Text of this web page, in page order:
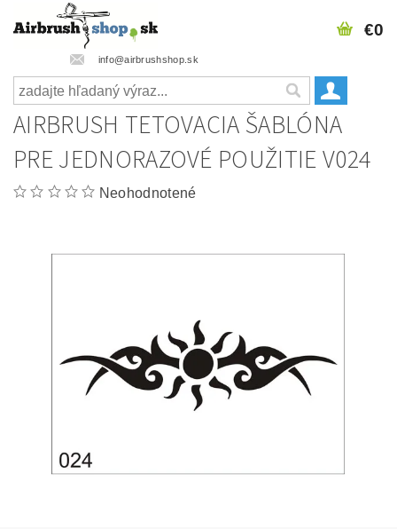
info@airbrushshop.sk
€0
AIRBRUSH TETOVACIA ŠABLÓNA
PRE JEDNORAZOVÉ POUŽITIE V024
Neohodnotené